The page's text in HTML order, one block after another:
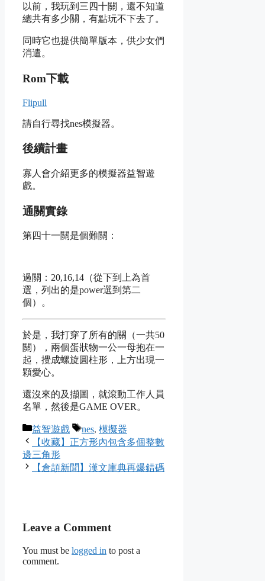
以前，我玩到三四十關，還不知道
總共有多少關，有點玩不下去了。
同時它也提供簡單版本，供少女們
消遣。
Rom下載
Flipull
請自行尋找nes模擬器。
後續計畫
寡人會介紹更多的模擬器益智遊
戲。
通關實錄
第四十一關是個難關：
過關：20,16,14（從下到上為首
選，列出的是power選到第二
個）。
於是，我打穿了所有的關（一共50
關），兩個蛋狀物一公一母抱在一
起，攪成螺旋圓柱形，上方出現一
顆愛心。
還沒來的及擷圖，就滾動工作人員
名單，然後是GAME OVER。
Categories
益智遊戲 Tags
nes, 模擬器
【收藏】正方形內包含多個整數
邊三角形
【倉頡新聞】漢文庫典再爆錯碼
Leave a Comment
You must be logged in to post a
comment.